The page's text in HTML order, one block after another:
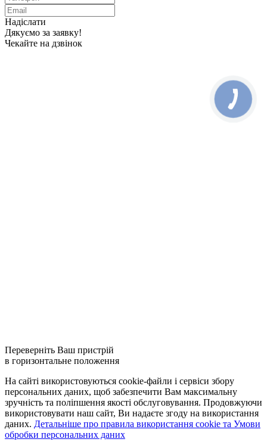
Надіслати
Дякуємо за заявку!
Чекайте на дзвінок
Переверніть Ваш пристрій
в горизонтальне положення
На сайті використовуються cookie-файли і сервіси збору
персональних даних, щоб забезпечити Вам максимальну
зручність та поліпшення якості обслуговування. Продовжуючи
використовувати наш сайт, Ви надаєте згоду на використання
даних. Детальніше про правила використання cookie та Умови
обробки персональних даних